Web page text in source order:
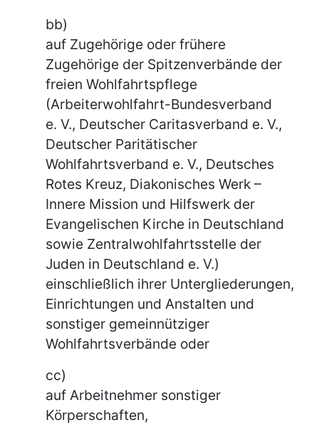
bb)
auf Zugehörige oder frühere
Zugehörige der Spitzenverbände der
freien Wohlfahrtspflege
(Arbeiterwohlfahrt-Bundesverband
e. V., Deutscher Caritasverband e. V.,
Deutscher Paritätischer
Wohlfahrtsverband e. V., Deutsches
Rotes Kreuz, Diakonisches Werk –
Innere Mission und Hilfswerk der
Evangelischen Kirche in Deutschland
sowie Zentralwohlfahrtsstelle der
Juden in Deutschland e. V.)
einschließlich ihrer Untergliederungen,
Einrichtungen und Anstalten und
sonstiger gemeinnütziger
Wohlfahrtsverbände oder
cc)
auf Arbeitnehmer sonstiger
Körperschaften,